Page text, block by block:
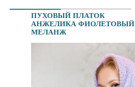
ПУХОВЫЙ ПЛАТОК
АНЖЕЛИКА ФИОЛЕТОВЫЙ
МЕЛАНЖ